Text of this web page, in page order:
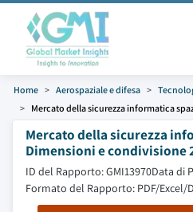
Home Aerospaziale e difesa
Mercato della sicurezza informatica
Mercato della sicurezza
Dimensioni e condivisione
ID del Rapporto: GMI13970Data di
Formato del Rapporto: PDF/